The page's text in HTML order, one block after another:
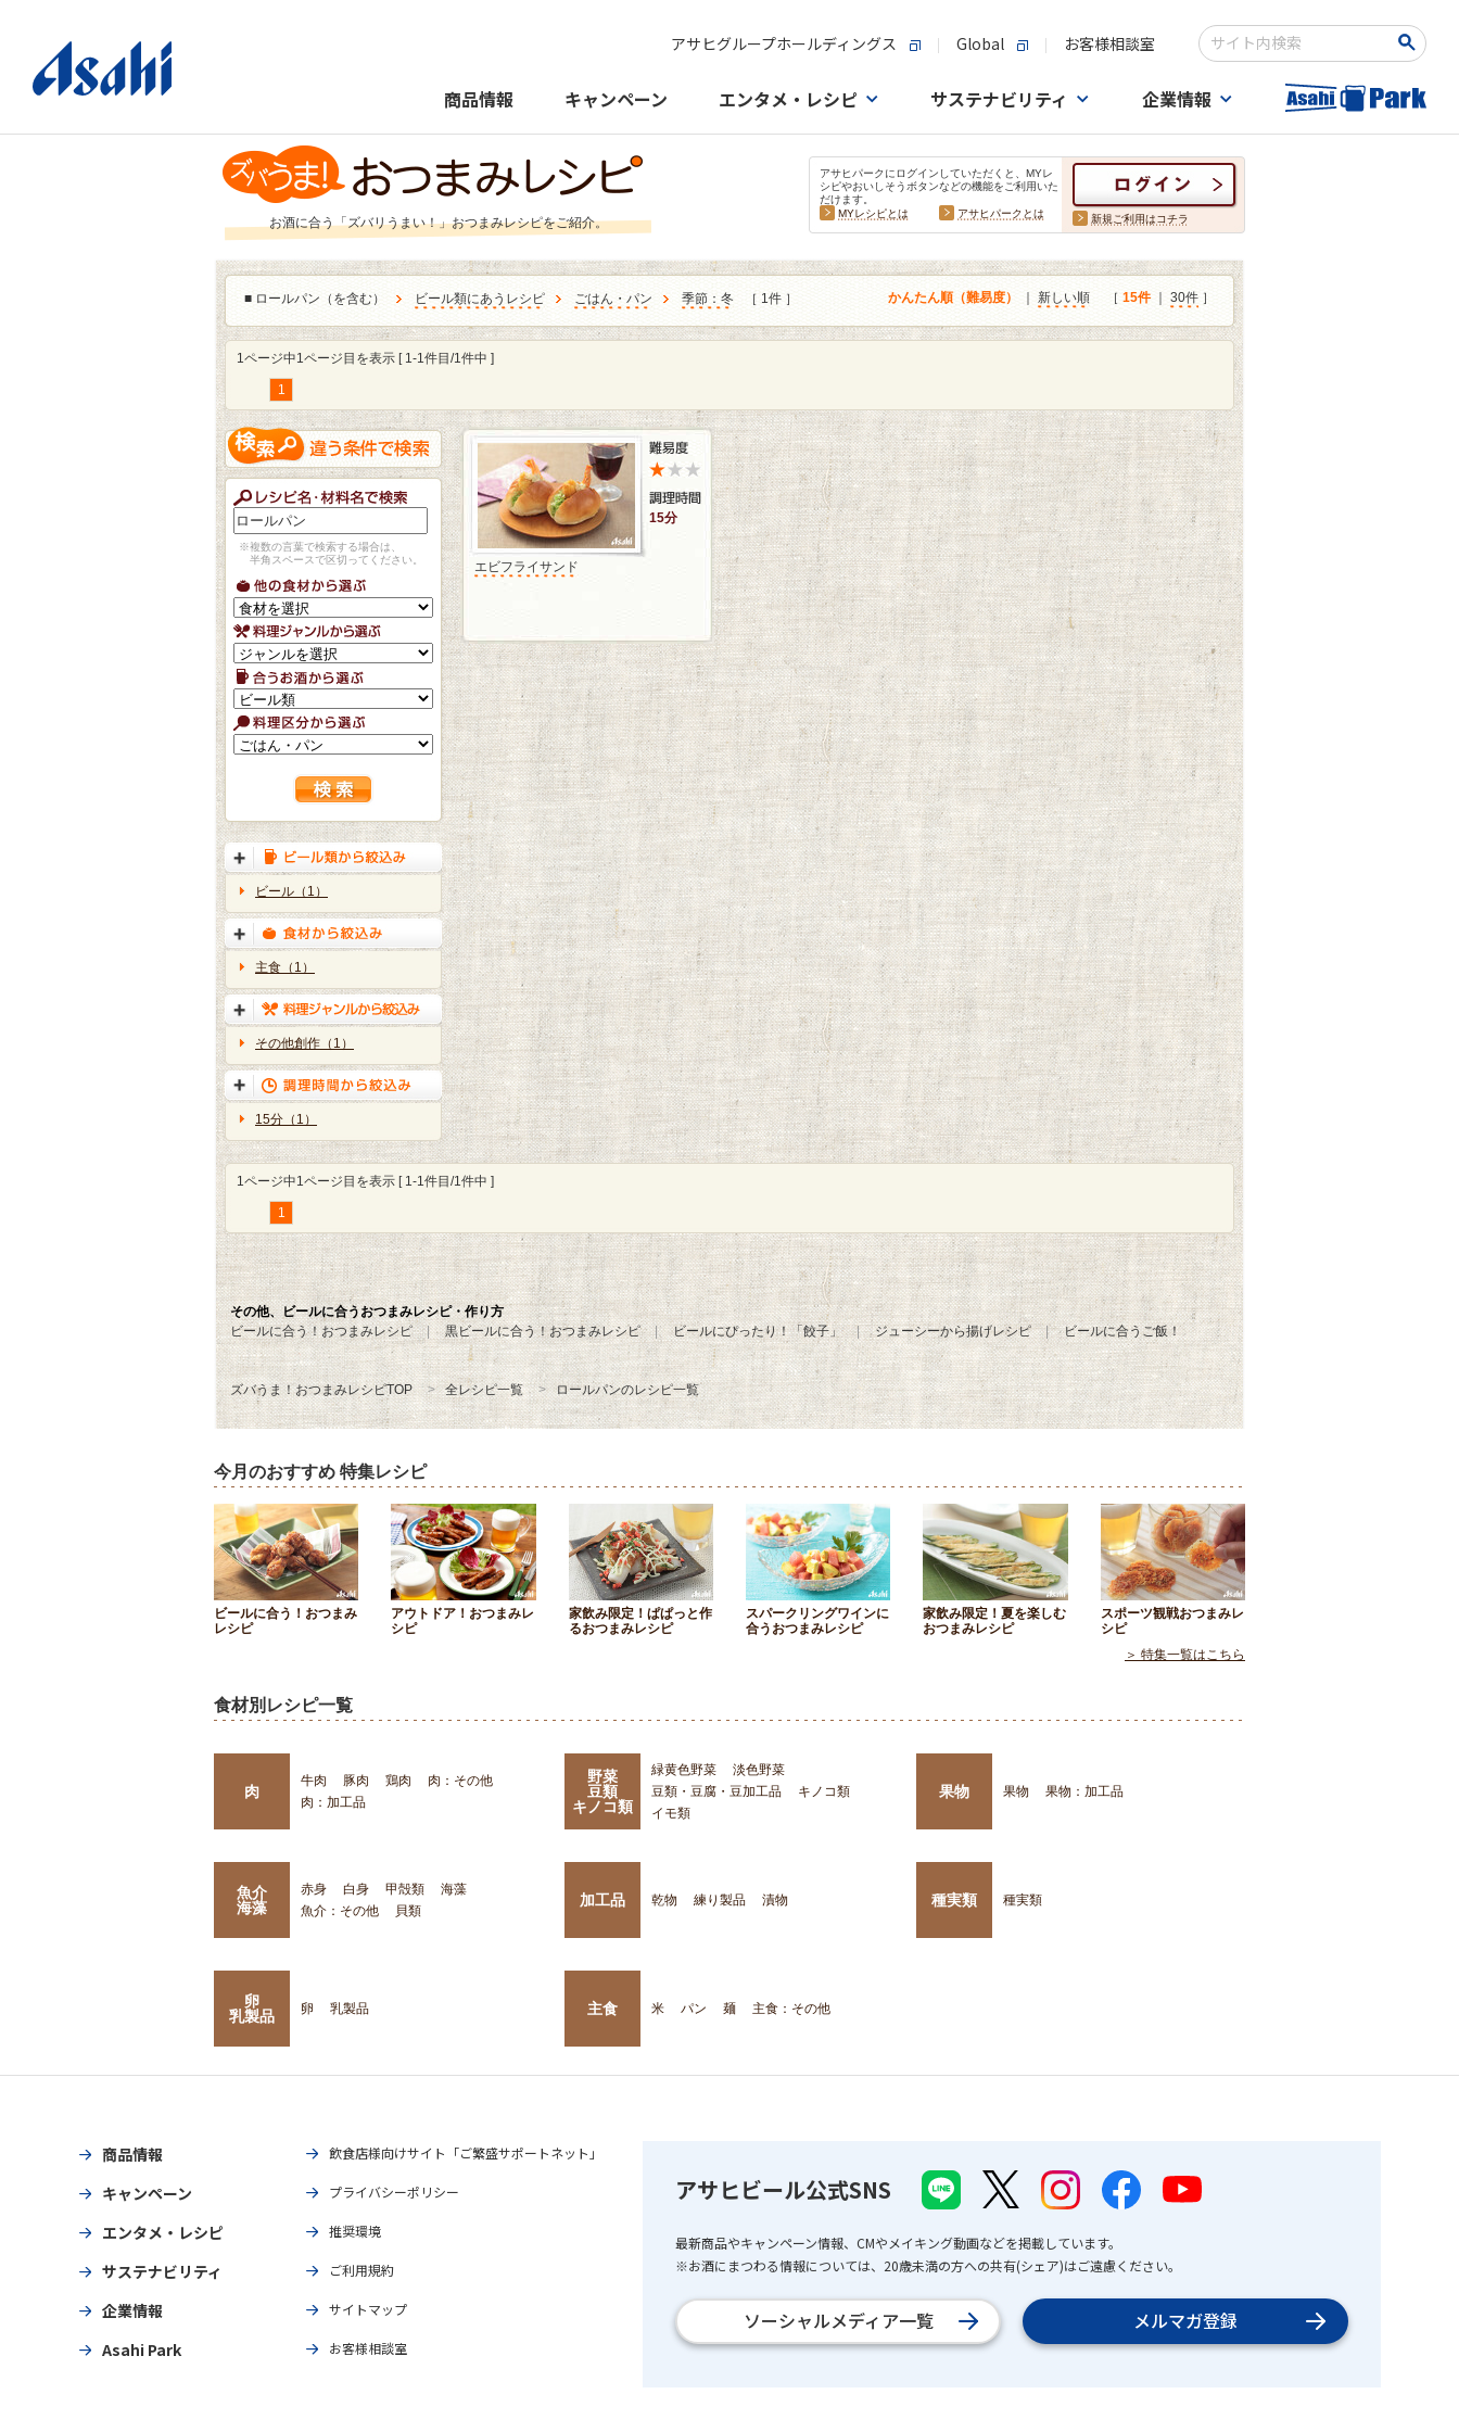
アサヒグループホールディングス Global お客様相談室
検索キーワード入力
商品情報 キャンペーン エンタメ・レシピ サステナビリティ 企業情報
お酒に合う「ズバリうまい！」おつまみレシピをご紹介。
アサヒパークにログインしていただくと、MYレ
シピやおいしそうボタンなどの機能をご利用いた
だけます。
MYレシピとは
アサヒパークとは 新規ご利用はコチラ
■ ロールパン（を含む） ビール類にあうレシピ ごはん・パン 季節：冬 ［ 1件 ］ かんたん順（難易度） 新しい順 ［ 15件｜ 30件 ］
1ページ中1ページ目を表示 [ 1-1件目/1件中 ]
1
※複数の言葉で検索する場合は、
半角スペースで区切ってください。
ビール（1）
主食（1）
その他創作（1）
15分（1）
15分
エビフライサンド
1ページ中1ページ目を表示 [ 1-1件目/1件中 ]
1
その他、ビールに合うおつまみレシピ・作り方
ビールに合う！おつまみレシピ
黒ビールに合う！おつまみレシピ ビールにぴったり！「餃子」 ジューシーから揚げレシピ ビールに合うご飯！
ズバうま！おつまみレシピTOP 全レシピ一覧 ロールパンのレシピ一覧
今月のおすすめ 特集レシピ
ビールに合う！おつまみ
レシピ
アウトドア！おつまみレ
シピ
家飲み限定！ぱぱっと作
るおつまみレシピ
スパークリングワインに
合うおつまみレシピ
家飲み限定！夏を楽しむ
おつまみレシピ
スポーツ観戦おつまみレ
シピ
＞ 特集一覧はこちら
食材別レシピ一覧
肉
牛肉 豚肉 鶏肉
肉：その他
肉：加工品
野菜
豆類
キノコ類
緑黄色野菜
淡色野菜
豆類・豆腐・豆加工品
キノコ類
イモ類
果物 果物 果物：加工品
魚介
海藻
赤身 白身 甲殻類
海藻
魚介：その他
貝類
加工品 乾物 練り製品 漬物 種実類 種実類
卵
乳製品
卵 乳製品 主食 米 パン 麺 主食：その他
商品情報
キャンペーン
エンタメ・レシピ
サステナビリティ
企業情報
Asahi Park
飲食店様向けサイト「ご繁盛サポートネット」
プライバシーポリシー
推奨環境
ご利用規約
サイトマップ
お客様相談室
アサヒビール公式SNS
最新商品やキャンペーン情報、CMやメイキング動画などを掲載しています。
※お酒にまつわる情報については、20歳未満の方への共有(シェア)はご遠慮ください。
ソーシャルメディア一覧 メルマガ登録